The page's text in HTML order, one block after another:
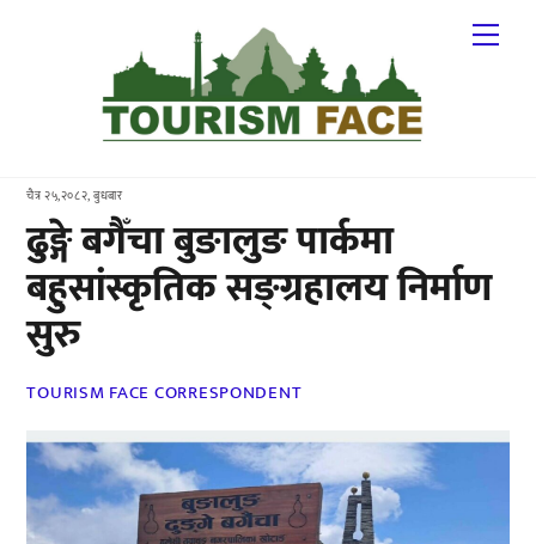
चैत्र २५,२०८२, बुधबार
ढुङ्गे बगैँचा बुङालुङ पार्कमा
बहुसांस्कृतिक सङ्ग्रहालय निर्माण
सुरु
TOURISM FACE CORRESPONDENT